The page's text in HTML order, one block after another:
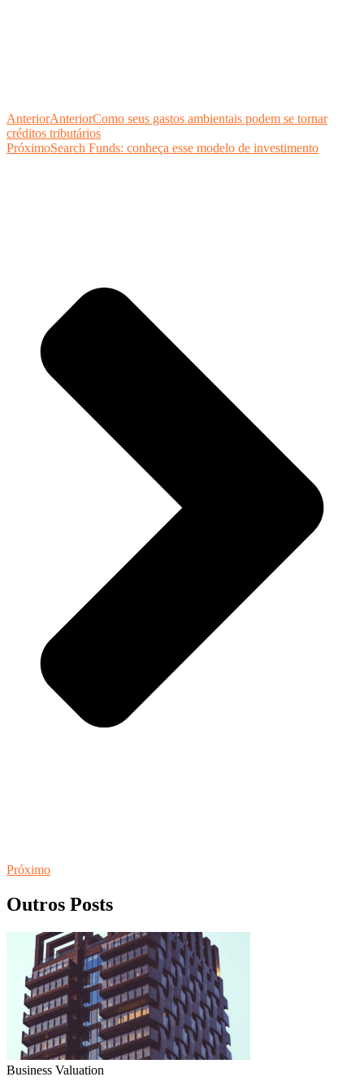
AnteriorAnteriorComo seus gastos ambientais podem se tornar
créditos tributários
PróximoSearch Funds: conheça esse modelo de investimento
Próximo
Outros Posts
Business Valuation